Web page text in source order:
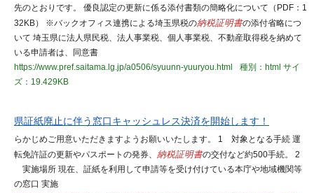
先のとおりです。 優良認定の更新に係る添付書類の簡略化について（PDF：1
32KB） ※バックオフィス連携による埼玉県税の納税証明書の添付省略につ
いて 埼玉県に法人県民税、法人事業税、個人事業税、不動産取得税を納めて
いる申請者は、同意書
https://www.pref.saitama.lg.jp/a0506/syuunn-yuuryou.html
種別：html サイ
ズ：19.429KB
県証紙廃止に伴う窓口キャッシュレス決済を開始します！
らかじめご用意いただきますようお願いいたします。 1 対象となる手続 運
転免許証の更新やパスポートの発券、 納税証明書の交付など約500手続。 2
実施場所 現在、証紙を利用して申請等を受け付けている本庁や地域機関等
の窓口 実施